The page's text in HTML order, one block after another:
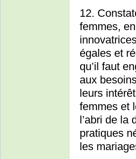
12.
femmes,
égales et
qu’il faut
aux
leurs
femmes et
l’abri de la
pratiques
les